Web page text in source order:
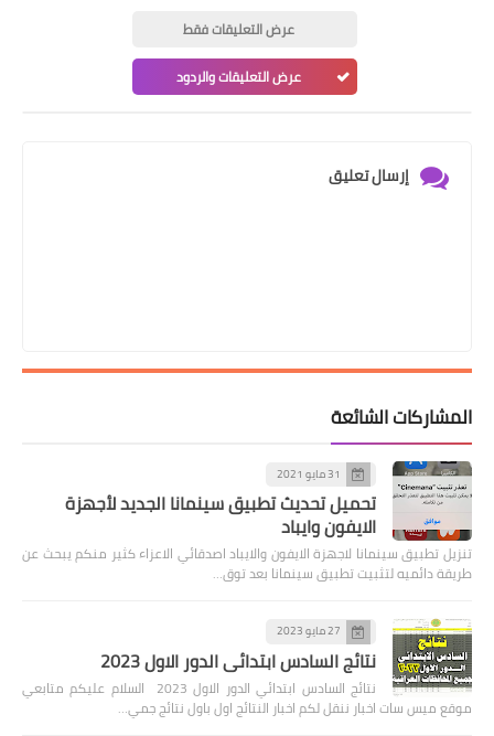
عرض التعليقات فقط
عرض التعليقات والردود
إرسال تعليق
المشاركات الشائعة
31 مايو 2021
تحميل تحديث تطبيق سينمانا الجديد لأجهزة
الايفون وايباد
تنزيل تطبيق سينمانا لاجهزة الايفون والايباد اصدقائي الاعزاء كثير منكم يبحث عن
طريقة دائميه لتثبيت تطبيق سينمانا بعد توق…
27 مايو 2023
نتائج السادس ابتدائي الدور الاول 2023
نتائج السادس ابتدائي الدور الاول 2023 السلام عليكم متابعي
موقع ميس سات اخبار ننقل لكم اخبار النتائج اول باول نتائج جمي…